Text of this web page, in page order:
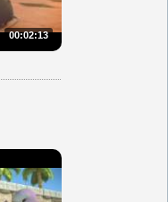
00:02:13